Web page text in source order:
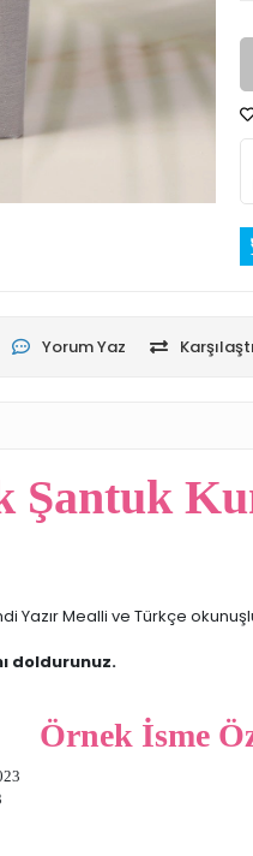
Yorum Yaz
Şantuk
Yazır Mealli ve Türkçe
doldurunuz.
Örnek İsme